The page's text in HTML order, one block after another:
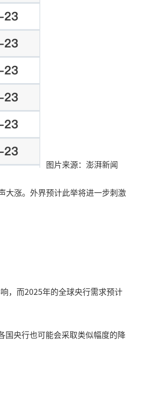
图片来源：澎湃新闻
大涨。外界预计此举将进一步刺激
，而2025年的全球央行需求预计
国央行也可能会采取类似幅度的降